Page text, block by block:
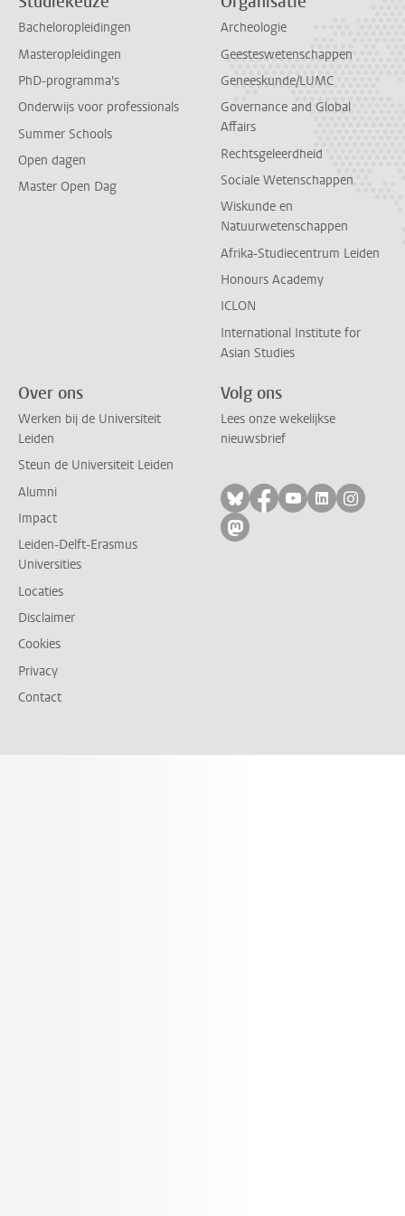
Bacheloropleidingen
Masteropleidingen
PhD-programma's
Onderwijs voor professionals
Summer Schools
Open dagen
Master Open Dag
Archeologie
Geesteswetenschappen
Geneeskunde/LUMC
Governance and Global
Affairs
Rechtsgeleerdheid
Sociale Wetenschappen
Wiskunde en
Natuurwetenschappen
Afrika-Studiecentrum Leiden
Honours Academy
ICLON
International Institute for
Asian Studies
Over ons
Werken bij de Universiteit
Leiden
Steun de Universiteit Leiden
Alumni
Impact
Leiden-Delft-Erasmus
Universities
Locaties
Disclaimer
Cookies
Privacy
Contact
Volg ons
Lees onze wekelijkse
nieuwsbrief
Volg ons op bluesky
Volg ons op
Volg ons op
Volg ons
Volg
Volg ons op mastodon